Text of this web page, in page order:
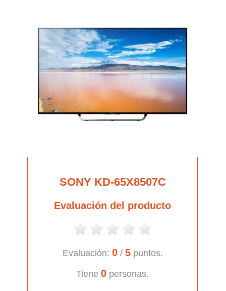
SONY KD-65X8507C
Evaluación del producto
Evaluación: 0/ 5puntos.
Tiene 0 personas.